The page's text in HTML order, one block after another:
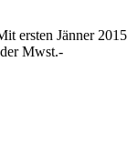
ersten Jänner 2015
Mwst.-